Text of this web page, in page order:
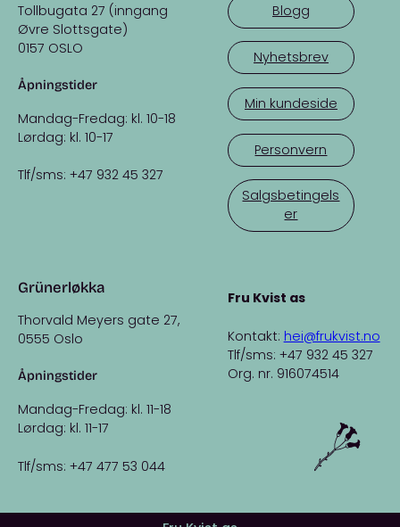
Tollbugata 27 (inngang
Øvre Slottsgate)
0157 OSLO
Åpningstider
Mandag-Fredag: kl. 10-18
Lørdag: kl. 10-17
Tlf/sms: +47 932 45 327
Grünerløkka
Thorvald Meyers gate 27,
0555 Oslo
Åpningstider
Mandag-Fredag: kl. 11-18
Lørdag: kl. 11-17
Tlf/sms: +47 477 53 044
Blogg
Nyhetsbrev
Min kundeside
Personvern
Salgsbetingels
er
Fru Kvist as
Kontakt: hei@frukvist.no
Tlf/sms: +47 932 45 327
Org. nr. 916074514